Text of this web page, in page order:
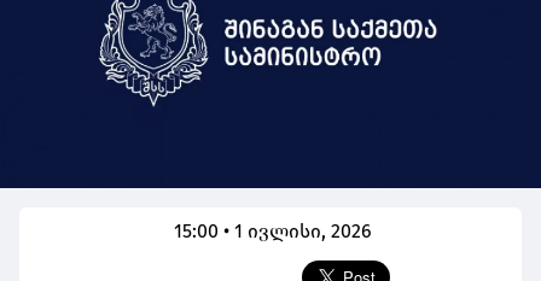
15:00 • 1 ივლისი, 2026